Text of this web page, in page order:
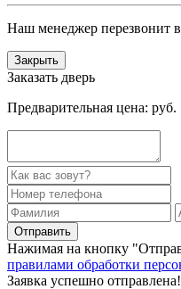
Наш менеджер перезвонит
Закрыть
Заказать дверь
Предварительная цена: руб.
Нажимая на кнопку
правилами обработки
Заявка успешно отправлена!